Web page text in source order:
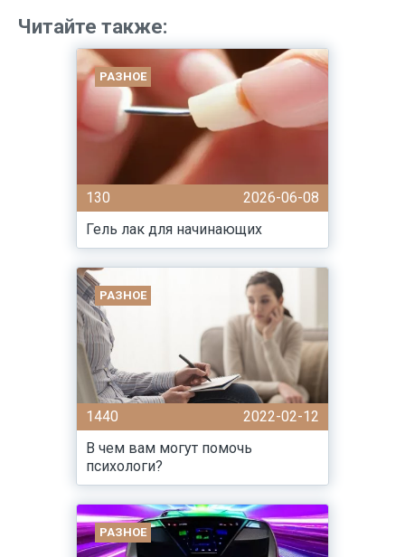
Читайте также:
РАЗНОЕ
130
2026-06-08
Гель лак для начинающих
РАЗНОЕ
1440
2022-02-12
В чем вам могут помочь
психологи?
РАЗНОЕ